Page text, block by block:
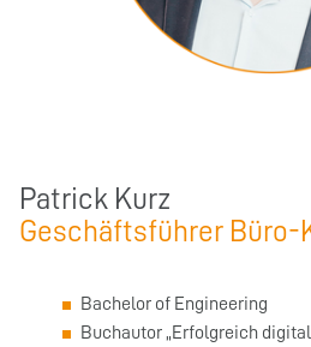
Patrick Kurz
Geschäftsführer Büro-
Bachelor of Engineering
Buchautor „Erfolgreich